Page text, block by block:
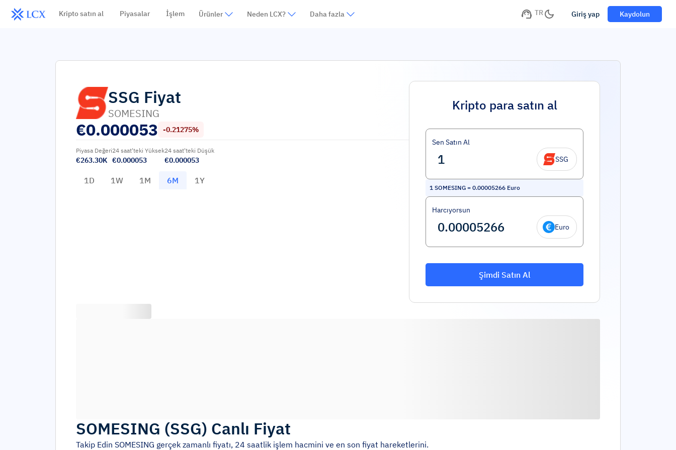
Kripto satın al Piyasalar İşlem Ürünler Neden LCX? Daha fazla TR Giriş yap Kaydolun
SSG Fiyat
SOMESING
€0.000053 -0.21275%
Piyasa Değeri
€263.30K
24 saat'teki Yüksek
€0.000053
24 saat'teki Düşük
€0.000053
1D 1W 1M 6M 1Y
Kripto para satın al
Sen Satın Al
SSG
1 SOMESING = 0.00005266 Euro
Harcıyorsun
Euro
Şimdi Satın Al
SOMESING (SSG) Canlı Fiyat
Takip Edin SOMESING gerçek zamanlı fiyatı, 24 saatlik işlem hacmini ve en son fiyat hareketlerini.